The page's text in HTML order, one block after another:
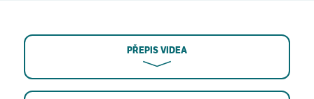
PŘEPIS VIDEA